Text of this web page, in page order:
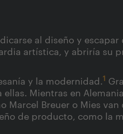
al diseño y
artística, y abriría su
y la modernidad.1
Mientras en
Marcel Breuer o Mies van
de producto, como la